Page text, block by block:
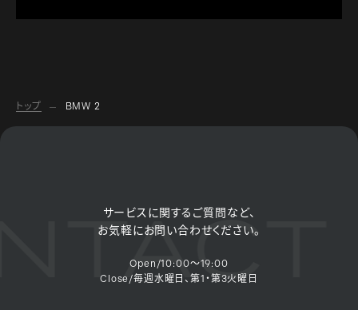
トップ BMW 2
サービスに関するご質問など、
お気軽にお問い合わせください。
Open/10:00～19:00
Close/毎週水曜日、第1・第3火曜日